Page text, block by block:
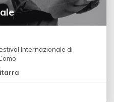
Internazionale di